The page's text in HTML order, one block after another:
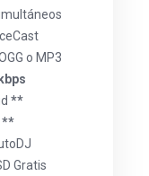
o MP3
**
**
Gratis